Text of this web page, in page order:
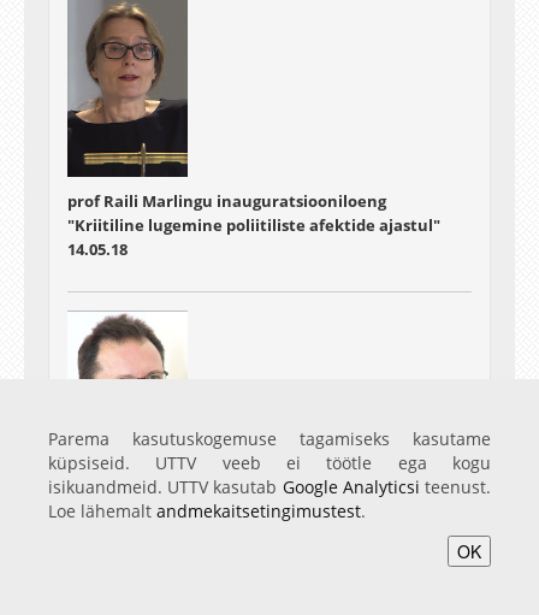
prof Raili Marlingu inauguratsiooniloeng
"Kriitiline lugemine poliitiliste afektide ajastul"
14.05.18
prof Luc van Doorslaeri inauguratsiooniloeng
Parema kasutuskogemuse tagamiseks kasutame
küpsiseid. UTTV veeb ei töötle ega kogu
isikuandmeid. UTTV kasutab Google Analyticsi teenust.
Loe lähemalt andmekaitsetingimustest.
OK